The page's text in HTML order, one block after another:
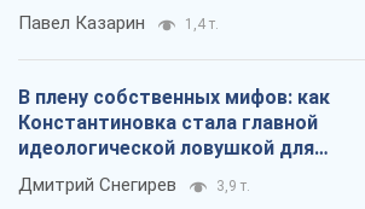
Павел Казарин 1,4 т.
В плену собственных мифов: как
Константиновка стала главной
идеологической ловушкой для
российских оккупантов
Дмитрий Снегирев 3,9 т.